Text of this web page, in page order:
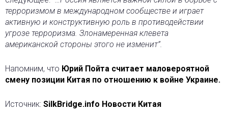
терроризмом в международном сообществе и играет
активную и конструктивную роль в противодействии
угрозе терроризма. Злонамеренная клевета
американской стороны этого не изменит”.
Напомним, что Юрий Пойта считает маловероятной
смену позиции Китая по отношению к войне Украине.
Источник: SilkBridge.info Новости Китая